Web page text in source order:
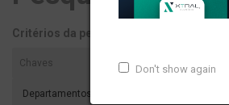
Don't show again
Critérios da pesquisa: